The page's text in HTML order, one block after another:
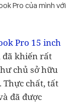
Pro của mình với
Pro 15 inch
đã khiến rất
chủ sở hữu
Thực chất, tất
đã được